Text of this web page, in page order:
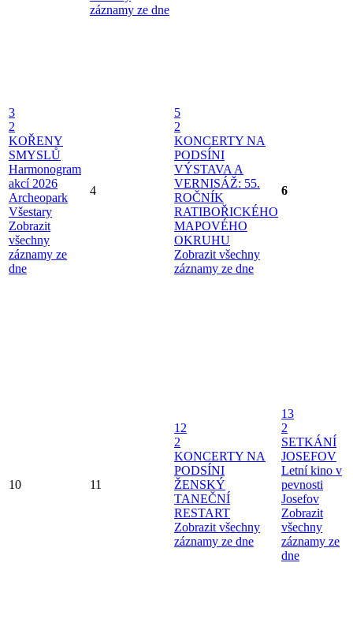
záznamy ze dne
3
2
KOŘENY
SMYSLŮ
Harmonogram
akcí 2026
Archeopark
Všestary
Zobrazit
všechny
záznamy ze
dne
4
5
2
KONCERTY NA
PODSÍNI
VÝSTAVA A
VERNISÁŽ: 55.
ROČNÍK
RATIBOŘICKÉHO
MAPOVÉHO
OKRUHU
Zobrazit všechny
záznamy ze dne
6
10 11
12
2
KONCERTY NA
PODSÍNI
ŽENSKÝ
TANEČNÍ
RESTART
Zobrazit všechny
záznamy ze dne
13
2
SETKÁNÍ
JOSEFOV
Letní kino v
pevnosti
Josefov
Zobrazit
všechny
záznamy ze
dne